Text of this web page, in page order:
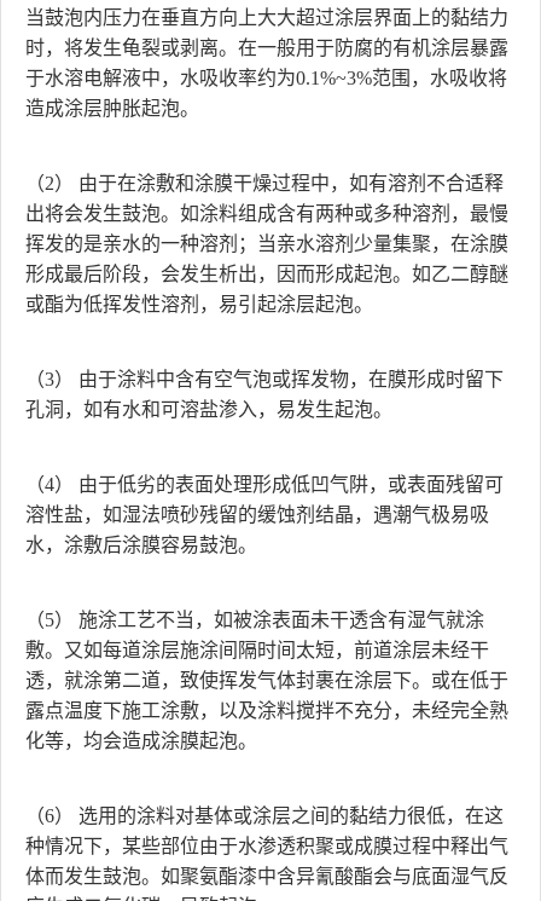
当鼓泡内压力在垂直方向上大大超过涂层界面上的黏结力
时，将发生龟裂或剥离。在一般用于防腐的有机涂层暴露
于水溶电解液中，水吸收率约为0.1%~3%范围，水吸收将
造成涂层肿胀起泡。
（2） 由于在涂敷和涂膜干燥过程中，如有溶剂不合适释
出将会发生鼓泡。如涂料组成含有两种或多种溶剂，最慢
挥发的是亲水的一种溶剂；当亲水溶剂少量集聚，在涂膜
形成最后阶段，会发生析出，因而形成起泡。如乙二醇醚
或酯为低挥发性溶剂，易引起涂层起泡。
（3） 由于涂料中含有空气泡或挥发物，在膜形成时留下
孔洞，如有水和可溶盐渗入，易发生起泡。
（4） 由于低劣的表面处理形成低凹气阱，或表面残留可
溶性盐，如湿法喷砂残留的缓蚀剂结晶，遇潮气极易吸
水，涂敷后涂膜容易鼓泡。
（5） 施涂工艺不当，如被涂表面未干透含有湿气就涂
敷。又如每道涂层施涂间隔时间太短，前道涂层未经干
透，就涂第二道，致使挥发气体封裹在涂层下。或在低于
露点温度下施工涂敷，以及涂料搅拌不充分，未经完全熟
化等，均会造成涂膜起泡。
（6） 选用的涂料对基体或涂层之间的黏结力很低，在这
种情况下，某些部位由于水渗透积聚或成膜过程中释出气
体而发生鼓泡。如聚氨酯漆中含异氰酸酯会与底面湿气反